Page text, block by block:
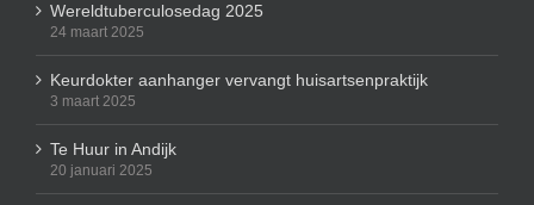
Wereldtuberculosedag 2025
24 maart 2025
Keurdokter aanhanger vervangt huisartsenpraktijk
3 maart 2025
Te Huur in Andijk
20 januari 2025